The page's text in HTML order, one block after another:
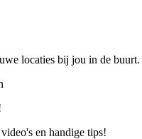
locaties bij jou in de buurt.
en handige tips!